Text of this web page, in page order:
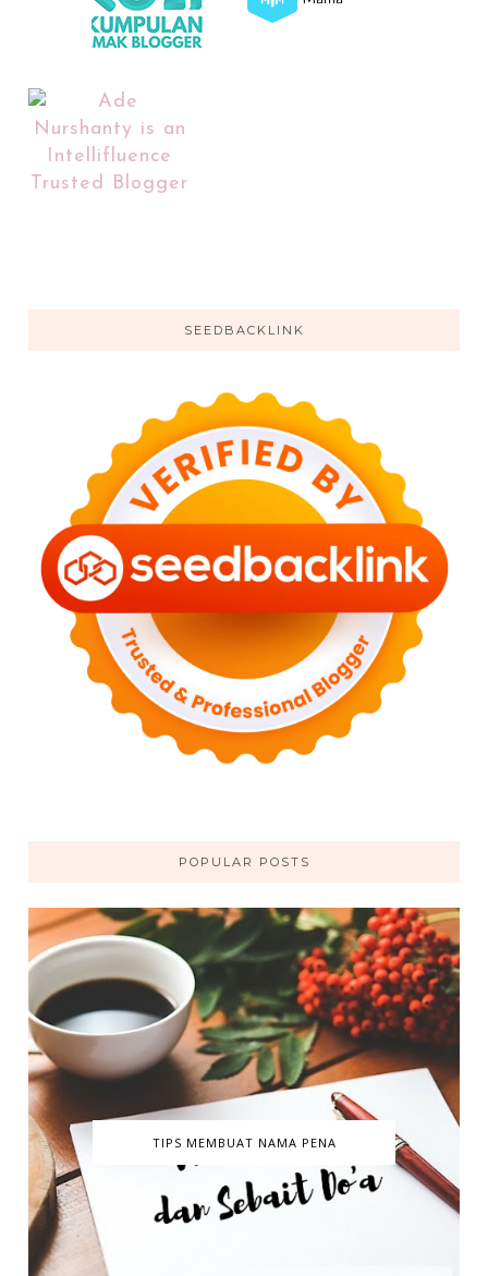
SEEDBACKLINK
POPULAR POSTS
TIPS MEMBUAT NAMA PENA